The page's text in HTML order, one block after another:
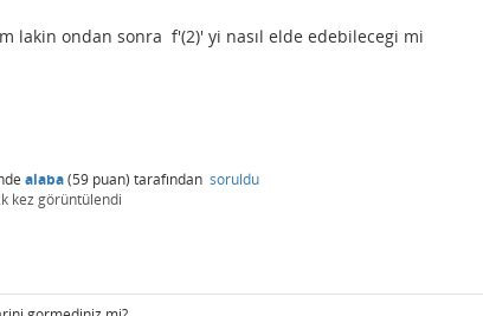
lakin ondan sonra f'(2)' yi nasıl elde edebilecegi mi
alaba(59 puan) tarafından soruldu
kez görüntülendi